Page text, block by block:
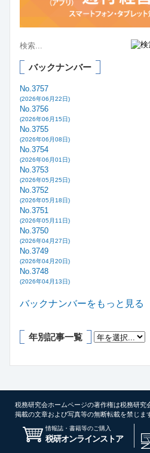
バックナンバー
No.3757
(2026年06月22日)
No.3756
(2026年06月15日)
No.3755
(2026年06月08日)
No.3754
(2026年06月01日)
No.3753
(2026年05月25日)
No.3752
(2026年05月18日)
No.3751
(2026年05月11日)
No.3750
(2026年04月27日)
No.3749
(2026年04月20日)
No.3748
(2026年04月13日)
バックナンバーをもっと見る
年別記事一覧
税務研究会ホームページの著作権は税務研究
掲載の文章および写真等の無断転載を禁じま
情報誌・書籍等のご購入
税研オンラインストア